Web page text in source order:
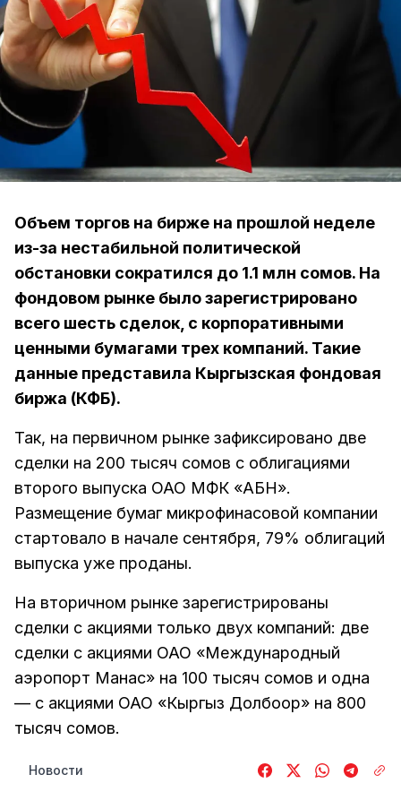
Объем торгов на бирже на прошлой неделе
из-за нестабильной политической
обстановки сократился до 1.1 млн сомов. На
фондовом рынке было зарегистрировано
всего шесть сделок, с корпоративными
ценными бумагами трех компаний. Такие
данные представила Кыргызская фондовая
биржа (КФБ).
Так, на первичном рынке зафиксировано две
сделки на 200 тысяч сомов с облигациями
второго выпуска ОАО МФК «АБН».
Размещение бумаг микрофинасовой компании
стартовало в начале сентября, 79% облигаций
выпуска уже проданы.
На вторичном рынке зарегистрированы
сделки с акциями только двух компаний: две
сделки с акциями ОАО «Международный
аэропорт Манас» на 100 тысяч сомов и одна
— с акциями ОАО «Кыргыз Долбоор» на 800
тысяч сомов.
Новости